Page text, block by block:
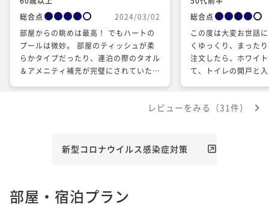
総合点
2024/03/02
部屋からの眺めは最高！ でもハートの
プールは微妙。 部屋のティッシュが柔
らかタイプだったり、連泊の際のタオル
＆アメニティ補充が完璧にされていた
動線、ソファーや建具の安普請さが気に
ワイン、隣の席のホテル関係者？客だけ
想像以上に楽しかったし、時間を有効に
総合点
この度は大変お世話
くゆっくり、まった
注文したら、ホワイ
て、トイレの開戸と
連絡する時、案内本
使いやすいです。部
レビューをみる（31件）
新型コロナウイルス感染症対策
部屋・宿泊プラン